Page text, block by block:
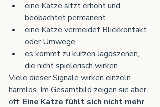
eine Katze sitzt erhöht und
beobachtet permanent
eine Katze vermeidet Blickkontakt
oder Umwege
es kommt zu kurzen Jagdszenen,
die nicht spielerisch wirken
Viele dieser Signale wirken einzeln
harmlos. Im Gesamtbild zeigen sie aber
oft: Eine Katze fühlt sich nicht mehr